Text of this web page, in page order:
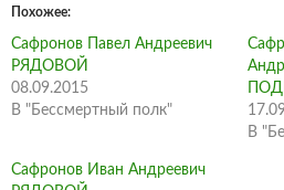
Похожее
Сафронов Павел Андреевич
РЯДОВОЙ
08.09.2015
В "Бессмертный полк"
В
Сафронов Иван Андреевич